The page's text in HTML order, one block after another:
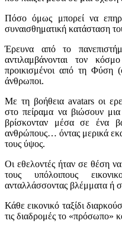
Πόσο όμως μπορεί να
συναισθηματική κατάσταση
Έρευνα από το
αντιλαμβάνονται τον
προικισμένοι από τη Φύση
άνθρωποι.
Με τη βοήθεια avatars οι
στο πείραμα να βιώσουν μια
βρίσκονταν μέσα σε ένα
ανθρώπους… όντας μερικά
τους ύψος.
Οι εθελοντές ήταν σε θέση
τους υπόλοιπους
ανταλλάσσοντας βλέμματα ή
Κάθε εικονικό ταξίδι
τις διαδρομές το «πρόσωπο»